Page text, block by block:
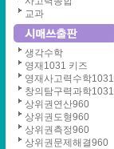
교과
생각수학
영재1031 키즈
영재사고력수학1031
창의탐구력과학1031
상위권연산960
상위권도형960
상위권측정960
상위권문제해결960